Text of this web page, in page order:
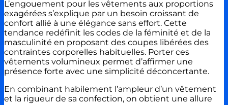
L’engouement pour les vêtements aux proportions
exagérées s’explique par un besoin croissant de
confort allié à une élégance sans effort. Cette
tendance redéfinit les codes de la féminité et de la
masculinité en proposant des coupes libérées des
contraintes corporelles habituelles. Porter ces
vêtements volumineux permet d’affirmer une
présence forte avec une simplicité déconcertante.
En combinant habilement l’ampleur d’un vêtement
et la rigueur de sa confection, on obtient une allure